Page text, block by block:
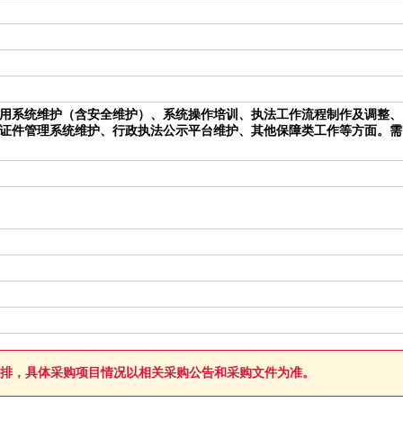
系统维护（含安全维护）、系统操作培训、执法工作流程制作及调整、
件管理系统维护、行政执法公示平台维护、其他保障类工作等方面。需
具体采购项目情况以相关采购公告和采购文件为准。